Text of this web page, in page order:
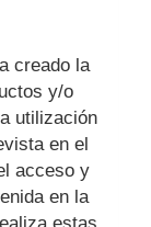
creado la
y/o
utilización
en el
acceso y
en la